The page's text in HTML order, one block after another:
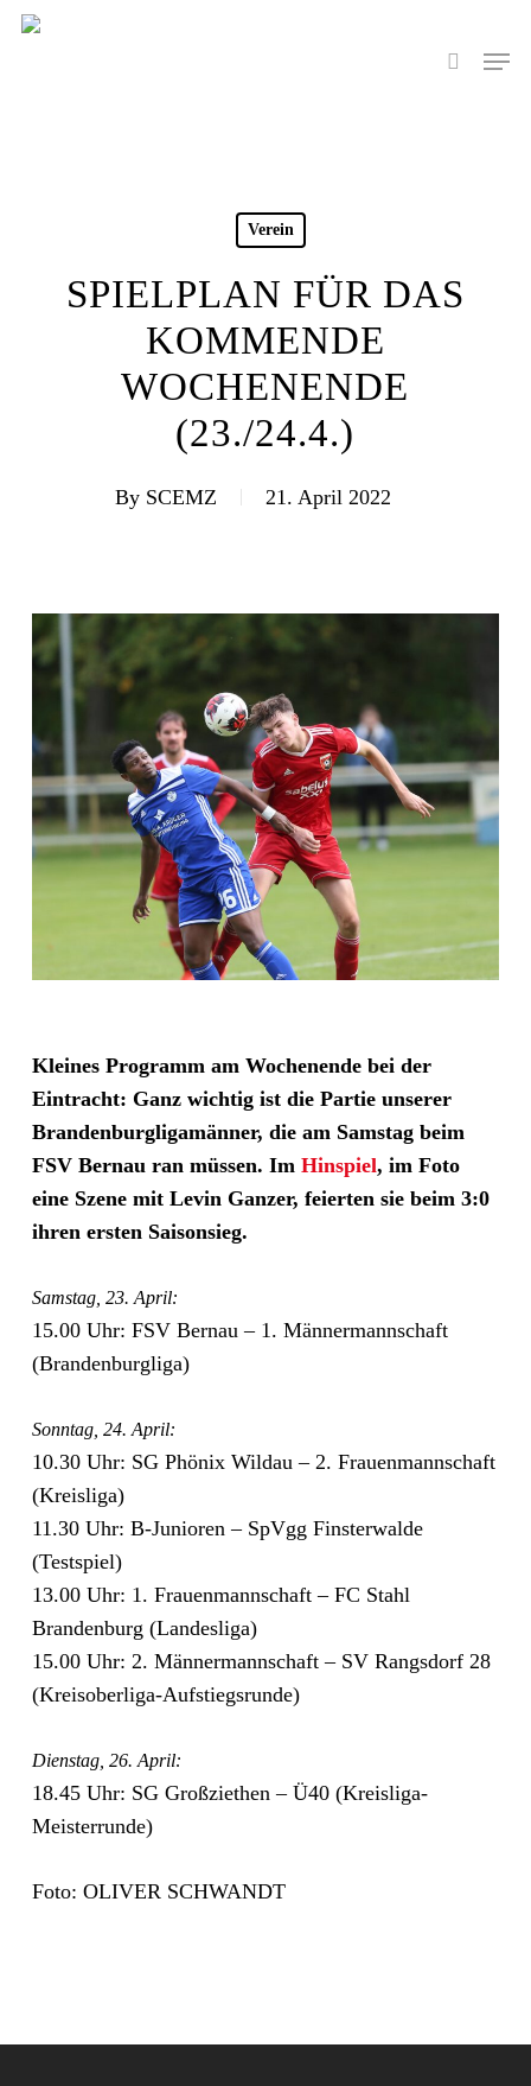
Skip
search
Menu
Verein
SPIELPLAN FÜR DAS
KOMMENDE
WOCHENENDE
(23./24.4.)
By SCEMZ 21. April 2022
Kleines Programm am Wochenende bei der
Eintracht: Ganz wichtig ist die Partie unserer
Brandenburgligamänner, die am Samstag beim
FSV Bernau ran müssen. Im Hinspiel, im Foto
eine Szene mit Levin Ganzer, feierten sie beim 3:0
ihren ersten Saisonsieg.
Samstag, 23. April:
15.00 Uhr: FSV Bernau – 1. Männermannschaft
(Brandenburgliga)
Sonntag, 24. April:
10.30 Uhr: SG Phönix Wildau – 2. Frauenmannschaft
(Kreisliga)
11.30 Uhr: B-Junioren – SpVgg Finsterwalde
(Testspiel)
13.00 Uhr: 1. Frauenmannschaft – FC Stahl
Brandenburg (Landesliga)
15.00 Uhr: 2. Männermannschaft – SV Rangsdorf 28
(Kreisoberliga-Aufstiegsrunde)
Dienstag, 26. April:
18.45 Uhr: SG Großziethen – Ü40 (Kreisliga-
Meisterrunde)
Foto: OLIVER SCHWANDT